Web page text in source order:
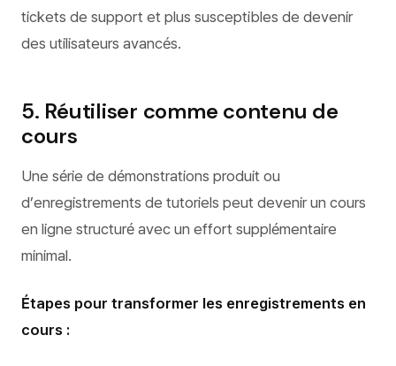
tickets de support et plus susceptibles de devenir
des utilisateurs avancés.
5. Réutiliser comme contenu de
cours
Une série de démonstrations produit ou
d’enregistrements de tutoriels peut devenir un cours
en ligne structuré avec un effort supplémentaire
minimal.
Étapes pour transformer les enregistrements en
cours :